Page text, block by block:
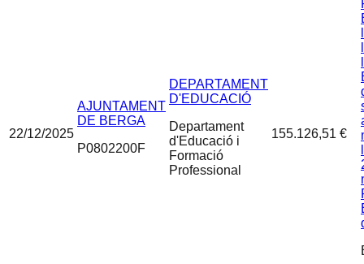
22/12/2025
AJUNTAMENT
DE BERGA
P0802200F
DEPARTAMENT
D'EDUCACIÓ
Departament
d'Educació i
Formació
Professional
155.126,51 €